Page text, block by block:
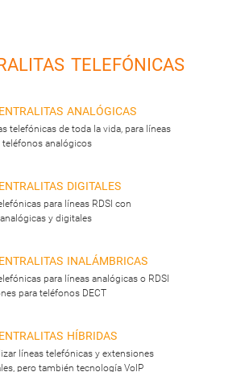
telefónicas
analógicas
telefónicas de toda la vida, para líneas
analógicos
digitales
para líneas RDSI con
y digitales
inalámbricas
para líneas analógicas o RDSI
para teléfonos DECT
híbridas
líneas telefónicas y extensiones
pero también tecnología VoIP